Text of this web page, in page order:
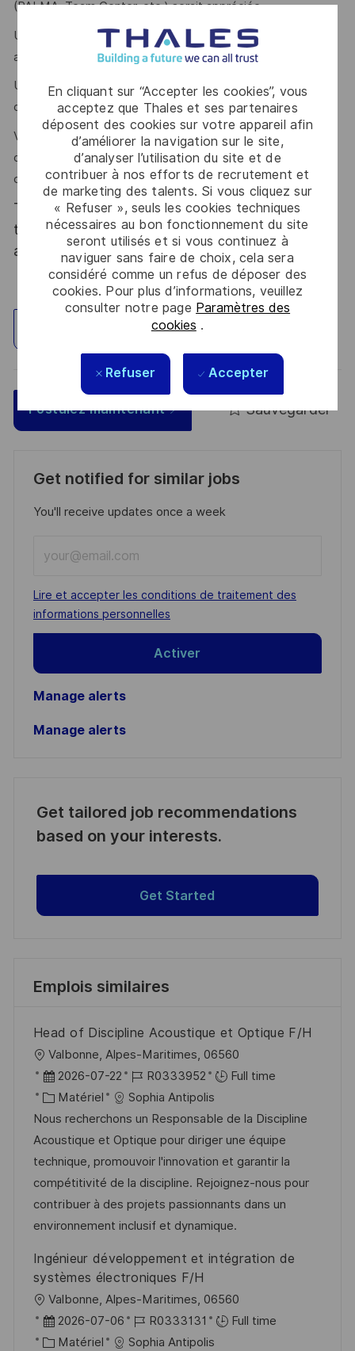
En cliquant sur “Accepter les cookies”, vous
acceptez que Thales et ses partenaires
déposent des cookies sur votre appareil afin
d’améliorer la navigation sur le site,
d’analyser l’utilisation du site et de
contribuer à nos efforts de recrutement et
de marketing des talents. Si vous cliquez sur
« Refuser », seuls les cookies techniques
nécessaires au bon fonctionnement du site
seront utilisés et si vous continuez à
naviguer sans faire de choix, cela sera
considéré comme un refus de déposer des
cookies. Pour plus d’informations, veuillez
consulter notre page Paramètres des
cookies .
Refuser Accepter
(PALMA, Team Center, etc.) serait appréciée.
Une sensibilité aux réglementations ITAR, RoHS, REACH
ainsi qu’aux règles de contrôle export constitue un plus.
Une première expérience dans le domaine naval ou de la
défense serait également appréciée.
Vous faites preuve de rigueur, d’autonomie, d’esprit
d’équipe et possédez de bonnes capacités de
communication et de coordination.
Thales, entreprise Handi-Engagée, reconnait
tous les talents. La diversité est notre meilleur
atout. Postulez et rejoignez nous !
Postulez maintenant Sauvegarder
Get notified for similar jobs
You'll receive updates once a week
Email
address
(Required)
Required
Lire et accepter les conditions de traitement des
informations personnelles
Activer
Manage alerts
Manage alerts
Get tailored job recommendations
based on your interests.
Get Started
Emplois similaires
Head of Discipline Acoustique et Optique F/H
o
c
a
l
i
s
a
t
o
Valbonne, Alpes-Maritimes, 06560
D
a
t
e
d
’
a
f
i
c
a
2026-07-22
R
é
f
é
r
e
n
c
d
o
R0333952
Full time
C
a
t
é
g
o
r
e
Matériel
Sophia Antipolis
Nous recherchons un Responsable de la Discipline
Acoustique et Optique pour diriger une équipe
technique, promouvoir l'innovation et garantir la
compétitivité de la discipline. Rejoignez-nous pour
contribuer à des projets passionnants dans un
environnement inclusif et dynamique.
Ingénieur développement et intégration de
systèmes électroniques F/H
o
c
Valbonne, Alpes-Maritimes, 06560
D
a
2026-07-06
R
é
R0333131
Full time
C Matériel
Sophia Antipolis